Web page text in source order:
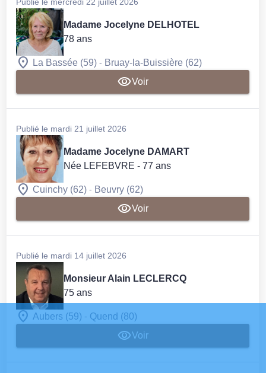
Madame Jocelyne DELHOTEL
78 ans
La Bassée (59) - Bruay-la-Buissière (62)
Voir
Publié le mardi 21 juillet 2026
Madame Jocelyne DAMART
Née LEFEBVRE - 77 ans
Cuinchy (62) - Beuvry (62)
Voir
Publié le mardi 14 juillet 2026
Monsieur Alain LECLERCQ
75 ans
Aubers (59) - Quend (80)
Voir